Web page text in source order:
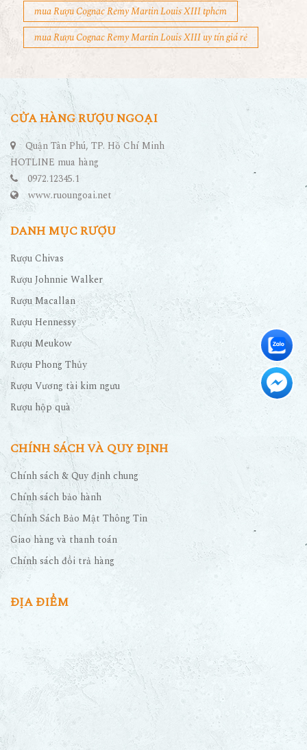
mua Rượu Cognac Remy Martin Louis XIII tphcm
mua Rượu Cognac Remy Martin Louis XIII uy tín giá rẻ
CỬA HÀNG RƯỢU NGOẠI
Quận Tân Phú, TP. Hồ Chí Minh
HOTLINE mua hàng
0972.12345.1
www.ruoungoai.net
DANH MỤC RƯỢU
Rượu Chivas
Rượu Johnnie Walker
Rượu Macallan
Rượu Hennessy
Rượu Meukow
Rượu Phong Thủy
Rượu Vương tài kim ngưu
Rượu hộp quà
CHÍNH SÁCH VÀ QUY ĐỊNH
Chính sách & Quy định chung
Chính sách bảo hành
Chính Sách Bảo Mật Thông Tin
Giao hàng và thanh toán
Chính sách đổi trả hàng
ĐỊA ĐIỂM